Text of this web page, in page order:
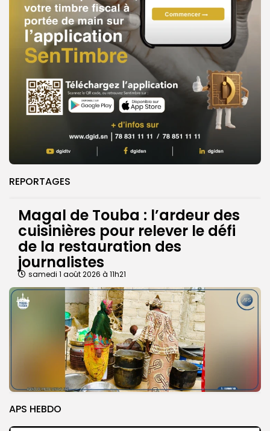
REPORTAGES
Magal de Touba : l’ardeur des
cuisinières pour relever le défi
de la restauration des
journalistes
samedi 1 août 2026 à 11h21
APS HEBDO